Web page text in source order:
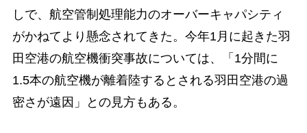
しで、航空管制処理能力のオーバーキャパシティ
がかねてより懸念されてきた。今年1月に起きた羽
田空港の航空機衝突事故については、「1分間に
1.5本の航空機が離着陸するとされる羽田空港の過
密さが遠因」との見方もある。